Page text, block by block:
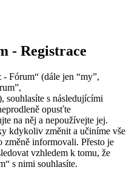
- Registrace
Fórum“ (dále jen “my”,
souhlasíte s následujícími
opusťte
na něj a nepoužívejte jej.
kdykoliv změnit a učiníme vše
změně informovali. Přesto je
vzhledem k tomu, že
s nimi souhlasíte.